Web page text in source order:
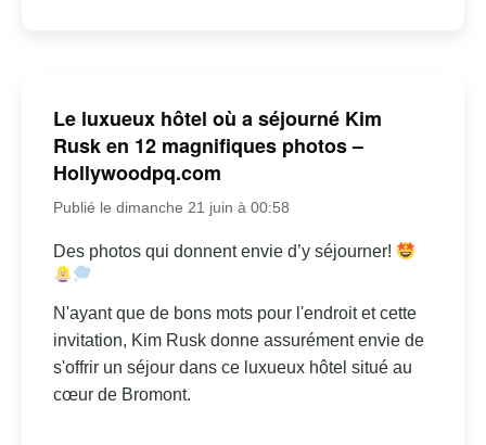
Le luxueux hôtel où a séjourné Kim
Rusk en 12 magnifiques photos –
Hollywoodpq.com
Publié le dimanche 21 juin à 00:58
Des photos qui donnent envie d’y séjourner!
N'ayant que de bons mots pour l'endroit et cette
invitation, Kim Rusk donne assurément envie de
s'offrir un séjour dans ce luxueux hôtel situé au
cœur de Bromont.